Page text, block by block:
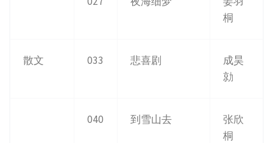
桐
散文 033 悲喜剧
成昊
勍
040 到雪山去
张欣
桐